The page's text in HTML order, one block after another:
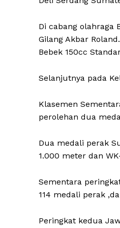
Di cabang olahraga
Gilang Akbar
Bebek 150cc
Selanjutnya pada
Klasemen
perolehan dua
Dua medali perak
1.000 meter dan
Sementara
114 medali perak
Peringkat kedua